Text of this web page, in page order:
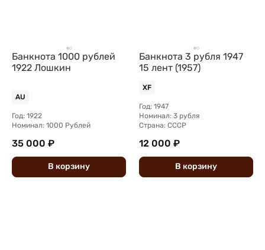
Банкнота 1000 рублей
1922 Лошкин
AU
Год: 1922
Номинал: 1000 Рублей
35 000 ₽
В корзину
Банкнота 3 рубля 1947
15 лент (1957)
XF
Год: 1947
Номинал: 3 рубля
Страна: СССР
12 000 ₽
В корзину